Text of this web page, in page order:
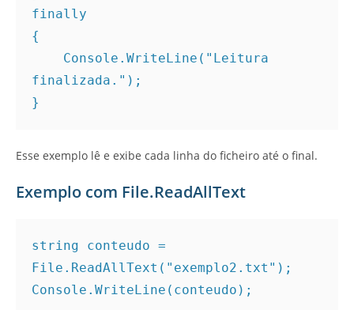
finally
{
finalizada.");
}
Esse exemplo lê e exibe cada linha do ficheiro até o final.
Exemplo com File.ReadAllText
string conteudo =
File.ReadAllText("exemplo2.txt");
Console.WriteLine(conteudo);